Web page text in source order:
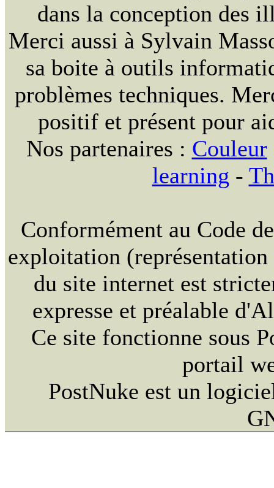
dans la conception des
Merci aussi à Sylvain
sa boite à outils
problèmes techniques.
positif et présent pour
Nos partenaires : Couleur
learning -
Conformément au Code
exploitation
du site internet est
expresse et préalable
Ce site fonctionne sous
portail
PostNuke est un